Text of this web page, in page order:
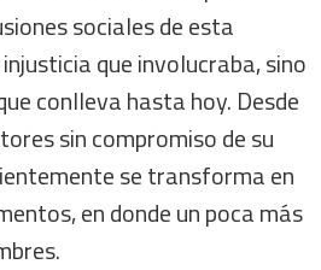
sociales de esta
que involucraba, sino
conlleva hasta hoy. Desde
sin compromiso de su
se transforma en
en donde un poca más